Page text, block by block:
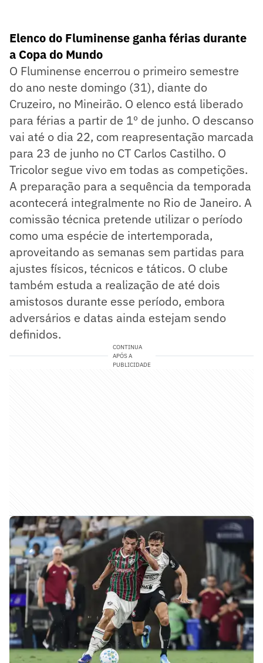
Elenco do Fluminense ganha férias durante
a Copa do Mundo
O Fluminense encerrou o primeiro semestre
do ano neste domingo (31), diante do
Cruzeiro, no Mineirão. O elenco está liberado
para férias a partir de 1º de junho. O descanso
vai até o dia 22, com reapresentação marcada
para 23 de junho no CT Carlos Castilho. O
Tricolor segue vivo em todas as competições.
A preparação para a sequência da temporada
acontecerá integralmente no Rio de Janeiro. A
comissão técnica pretende utilizar o período
como uma espécie de intertemporada,
aproveitando as semanas sem partidas para
ajustes físicos, técnicos e táticos. O clube
também estuda a realização de até dois
amistosos durante esse período, embora
adversários e datas ainda estejam sendo
definidos.
CONTINUA
APÓS A
PUBLICIDADE